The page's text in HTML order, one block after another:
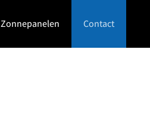
Zonnepanelen Contact